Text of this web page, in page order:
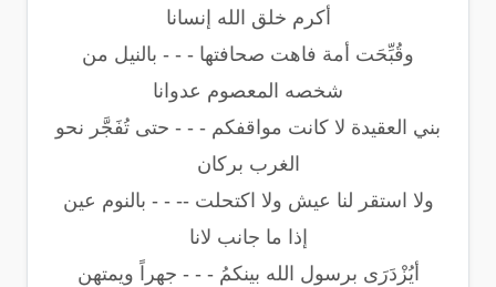
أكرم خلق الله إنسانا
وقُبِّحَت أمة فاهت صحافتها - - - بالنيل من
شخصه المعصوم عدوانا
بني العقيدة لا كانت مواقفكم - - - حتى تُفَجَّر نحو
الغرب بركان
ولا استقر لنا عيش ولا اكتحلت -- - - بالنوم عين
إذا ما جانب لانا
أيُزْدَرَى برسول الله بينكمُ - - - جهراً ويمتهن